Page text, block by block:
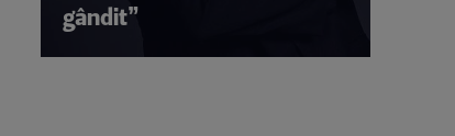
gândit”